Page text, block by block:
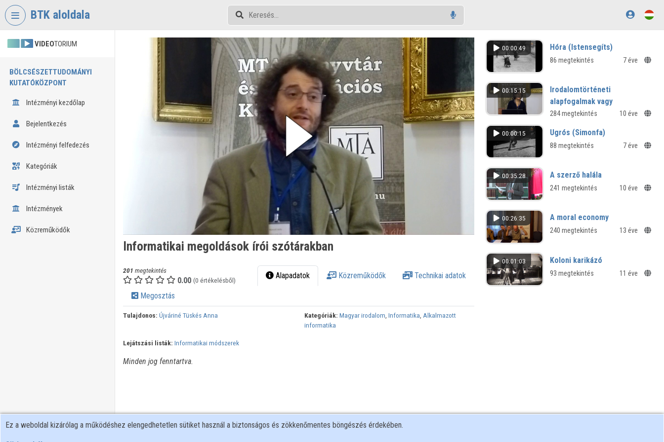
Fejléc kihagyása
BTK aloldala
VIDEOTORIUM
BÖLCSÉSZETTUDOMÁNYI
KUTATÓKÖZPONT
Intézményi kezdőlap
Bejelentkezés
Intézményi felfedezés
Kategóriák
Intézményi listák
Intézmények
Közreműködők
Informatikai megoldások írói szótárakban
201 megtekintés
0.00 (0 értékelésből) Alapadatok Közreműködők Technikai adatok
Megosztás
Tulajdonos: Újváriné Tüskés Anna Kategóriák: Magyar irodalom,Informatika,Alkalmazott
informatika
Lejátszási listák: Informatikai módszerek
Minden jog fenntartva.
00:00:49 Hóra (Istensegíts)
86 megtekintés 7 éve
00:15:15
Irodalomtörténeti
alapfogalmak vagy
alapformák?
és a web2 kézikönyvírás között
284 megtekintés 10 éve
00:00:15 Ugrós (Simonfa)
88 megtekintés 7 éve
00:35:28 A szerző halála
241 megtekintés 10 éve
00:26:35 A moral economy
240 megtekintés 13 éve
00:01:03 Koloni karikázó
93 megtekintés 11 éve
Ez a weboldal kizárólag a működéshez elengedhetetlen sütiket használ a biztonságos és zökkenőmentes böngészés érdekében.